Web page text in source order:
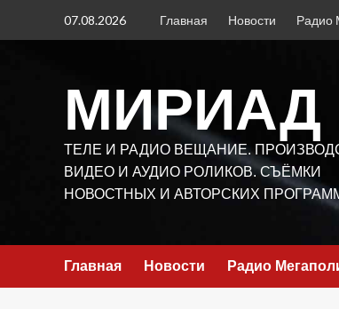
07.08.2026 Главная Новости Радио
МИРИАД
ТЕЛЕ И РАДИО ВЕЩАНИЕ.
ВИДЕО И АУДИО РОЛИКОВ. СЪЁМКИ
НОВОСТНЫХ И АВТОРСКИХ
Главная Новости Радио